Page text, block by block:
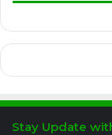
Stay Update